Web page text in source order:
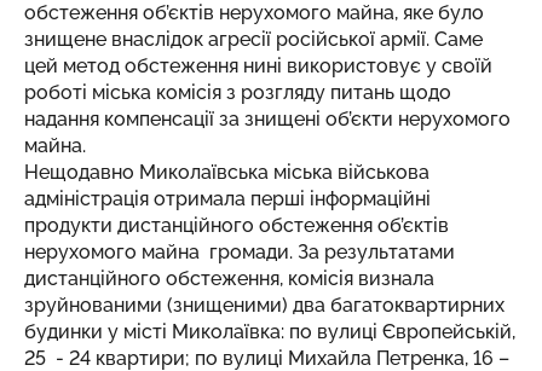
обстеження об’єктів нерухомого майна, яке було
знищене внаслідок агресії російської армії. Саме
цей метод обстеження нині використовує у своїй
роботі міська комісія з розгляду питань щодо
надання компенсації за знищені об’єкти нерухомого
майна.
Нещодавно Миколаївська міська військова
адміністрація отримала перші інформаційні
продукти дистанційного обстеження об’єктів
нерухомого майна громади. За результатами
дистанційного обстеження, комісія визнала
зруйнованими (знищеними) два багатоквартирних
будинки у місті Миколаївка: по вулиці Європейській,
25 - 24 квартири; по вулиці Михайла Петренка, 16 –